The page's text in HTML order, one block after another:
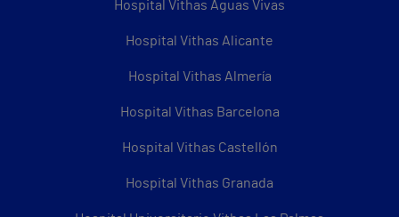
Hospital Vithas Aguas Vivas
Hospital Vithas Alicante
Hospital Vithas Almería
Hospital Vithas Barcelona
Hospital Vithas Castellón
Hospital Vithas Granada